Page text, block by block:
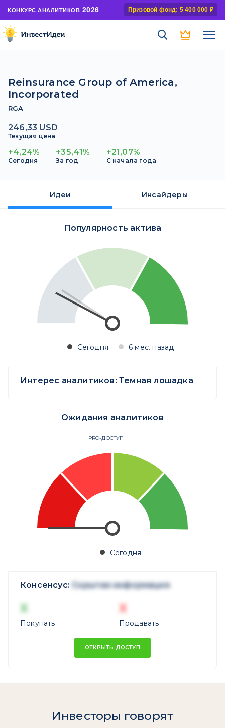
КОНКУРС АНАЛИТИКОВ 2026 Призовой фонд: 5 400 000 ₽
Reinsurance Group of America,
Incorporated
RGA
246,33 USD
Текущая цена
+4,24%
Сегодня
+35,41%
За год
+21,07%
С начала года
Идеи Инсайдеры
Популярность актива
Сегодня 6 мес. назад
Интерес аналитиков: Темная лошадка
Ожидания аналитиков
PRO-ДОСТУП
Сегодня
Консенсус: Скрытая информация
X
Покупать
X
Продавать
ОТКРЫТЬ ДОСТУП
Инвесторы говорят